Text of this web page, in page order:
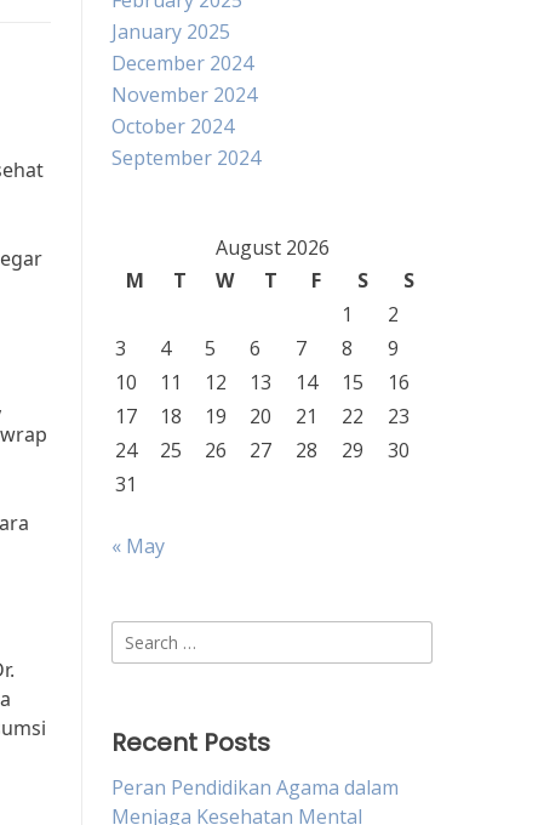
January 2025
December 2024
November 2024
October 2024
September 2024
August 2026
M
T W T F S
S
1
2
3
4 5 6 7 8
9
10
11 12 13 14 15
16
17
18 19 20 21 22
23
24
25 26 27 28 29
30
31
« May
Search
for:
Recent Posts
Peran Pendidikan Agama dalam
Menjaga Kesehatan Mental